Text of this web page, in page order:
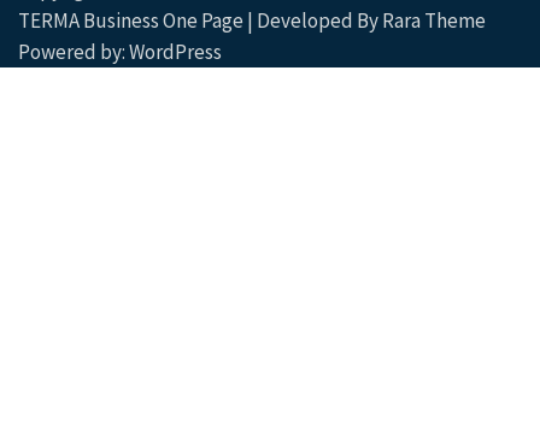
TERMABusiness One Page | Developed ByRara Theme
Powered by:WordPress